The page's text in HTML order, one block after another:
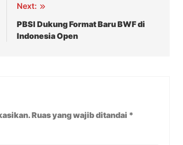
Next:
PBSI Dukung Format Baru BWF di
Indonesia Open
Ruas yang wajib ditandai *